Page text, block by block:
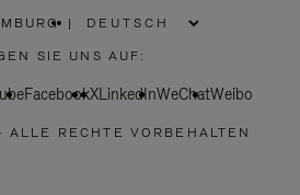
WÄHLEN
SIE
REGION
|
SIE UNS AUF:
FacebookXLinkedInWeChatWeibo
RECHTE VORBEHALTEN